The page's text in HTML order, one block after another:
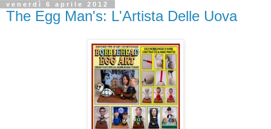
venerdì 6 aprile 2012
The Egg Man's: L'Artista Delle Uova